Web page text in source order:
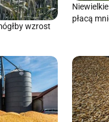
wzrost
płacą